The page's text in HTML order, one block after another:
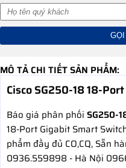
MÔ TẢ CHI TIẾT SẢN PHẨM:
Cisco SG250-18 18-
Báo giá phân phối SG250-
18-Port Gigabit Smart
phẩm đầy đủ CO,CQ, Sẵn
0936.559898 - Hà Nội